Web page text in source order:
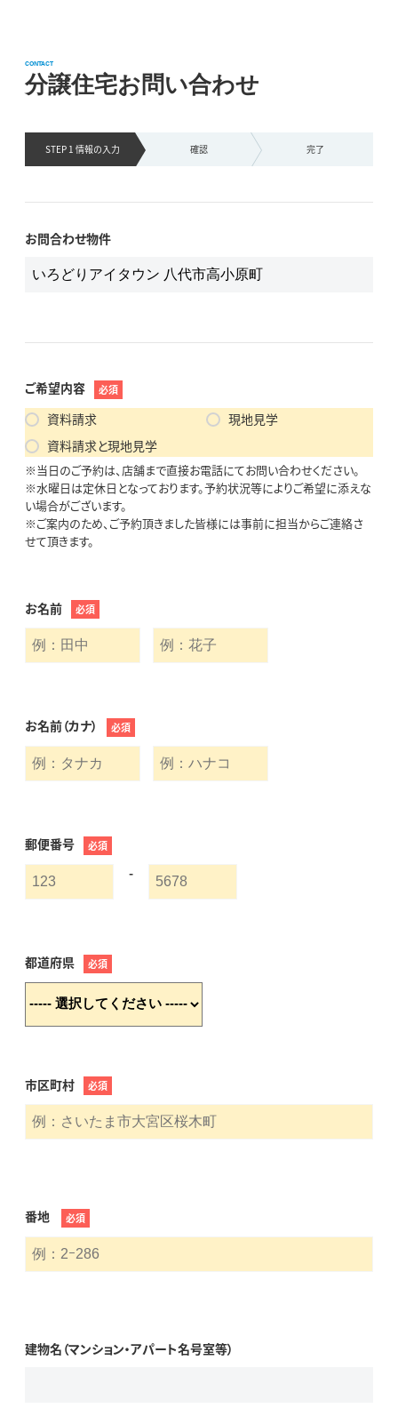
分譲住宅お問い合わせ
CONTACT
STEP 1 情報の入力 確認 完了
お問合わせ物件
ご希望内容 必須
資料請求
現地見学
資料請求と現地見学
※当日のご予約は、店舗まで直接お電話にてお問い合わせください。
※水曜日は定休日となっております。予約状況等によりご希望に添えな
い場合がございます。
※ご案内のため、ご予約頂きました皆様には事前に担当からご連絡さ
せて頂きます。
お名前 必須
お名前（カナ） 必須
郵便番号 必須
-
都道府県 必須
市区町村 必須
番地 必須
建物名（マンション・アパート名号室等）